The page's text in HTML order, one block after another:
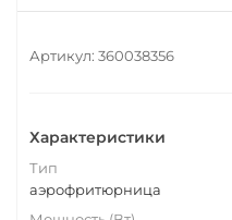
Артикул: 360038356
Характеристики
Тип
аэрофритюрница